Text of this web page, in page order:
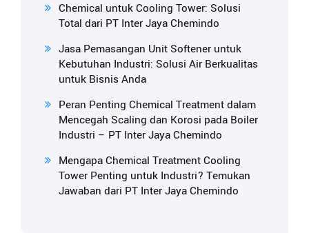
Chemical untuk Cooling Tower: Solusi
Total dari PT Inter Jaya Chemindo
Jasa Pemasangan Unit Softener untuk
Kebutuhan Industri: Solusi Air Berkualitas
untuk Bisnis Anda
Peran Penting Chemical Treatment dalam
Mencegah Scaling dan Korosi pada Boiler
Industri – PT Inter Jaya Chemindo
Mengapa Chemical Treatment Cooling
Tower Penting untuk Industri? Temukan
Jawaban dari PT Inter Jaya Chemindo